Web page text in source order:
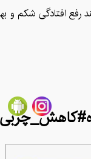
افتادگی شکم و